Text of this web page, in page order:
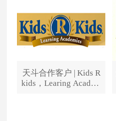
天斗合作客户 | Kids R
kids，Learing Academ